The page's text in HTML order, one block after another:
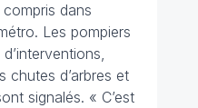
dans
Les pompiers
chutes d’arbres et
signalés. « C’est